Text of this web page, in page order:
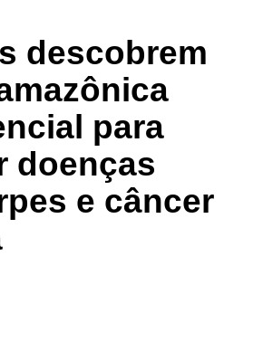
descobrem
para
doenças
e câncer